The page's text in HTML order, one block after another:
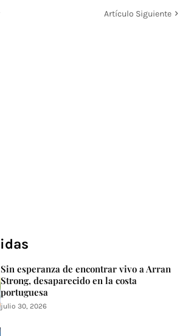
Artículo Siguiente
Sin esperanza de encontrar vivo a Arran
Strong, desaparecido en la costa
portuguesa
julio 30, 2026